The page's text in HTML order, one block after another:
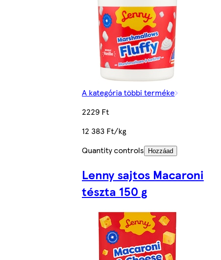
A kategória többi terméke
2229 Ft
12 383 Ft/kg
Quantity controls
Hozzáad
Lenny sajtos Macaroni
tészta 150 g